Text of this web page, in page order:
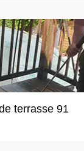
terrasse 91